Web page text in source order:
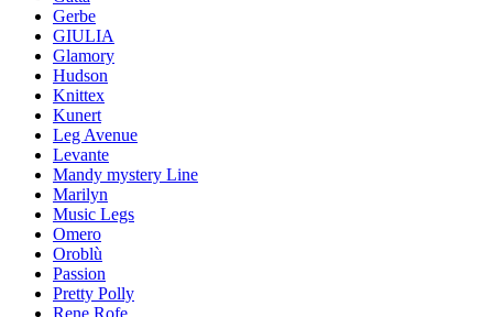
Gerbe
GIULIA
Glamory
Hudson
Knittex
Kunert
Leg Avenue
Levante
Mandy mystery Line
Marilyn
Music Legs
Omero
Oroblù
Passion
Pretty Polly
Rene Rofe